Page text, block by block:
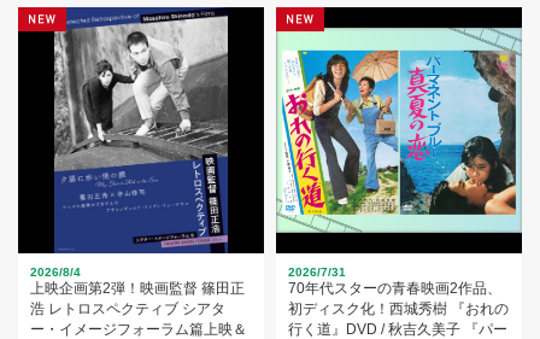
2026/8/4
上映企画第2弾！映画監督 篠田正
浩 レトロスペクティブ シアタ
ー・イメージフォーラム篇上映＆
2026/7/31
70年代スターの青春映画2作品、
初ディスク化！西城秀樹 『おれの
行く道』DVD / 秋吉久美子 『パー